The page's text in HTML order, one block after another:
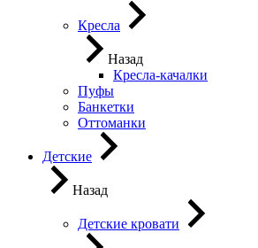
Кресла
Назад
Кресла-качалки
Пуфы
Банкетки
Оттоманки
Детские
Назад
Детские кровати